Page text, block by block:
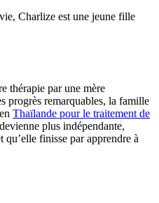
Charlize est une jeune fille
thérapie par une mère
progrès remarquables, la famille
Thaïlande pour le traitement de
plus indépendante,
finisse par apprendre à